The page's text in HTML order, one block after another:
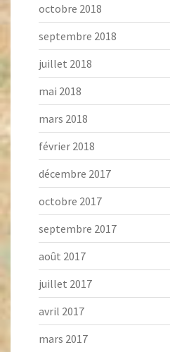
octobre 2018
septembre 2018
juillet 2018
mai 2018
mars 2018
février 2018
décembre 2017
octobre 2017
septembre 2017
août 2017
juillet 2017
avril 2017
mars 2017